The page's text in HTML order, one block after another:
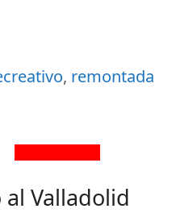
, remontada
al Valladolid